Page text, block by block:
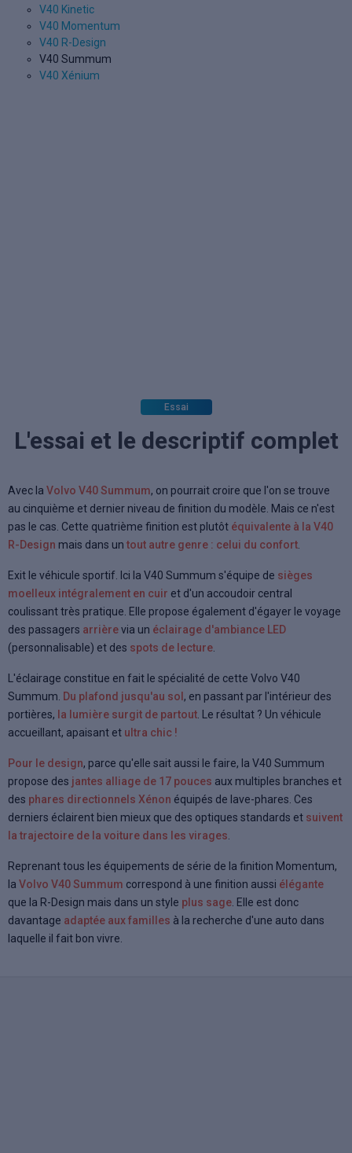
V40 Kinetic
V40 Momentum
V40 R-Design
V40 Summum
V40 Xénium
Essai
L'essai et le descriptif complet
Avec la Volvo V40 Summum, on pourrait croire que l'on se trouve
au cinquième et dernier niveau de finition du modèle. Mais ce n'est
pas le cas. Cette quatrième finition est plutôt équivalente à la V40
R-Design mais dans un tout autre genre : celui du confort
Exit le véhicule sportif. Ici la V40 Summum s'équipe de sièges
moelleux intégralement en cuir et d'un accoudoir central
coulissant très pratique. Elle propose également d'égayer le voyage
des passagers arrièrevia un éclairage d'ambiance LED
(personnalisable) et des spots de lecture
L'éclairage constitue en fait le spécialité de cette Volvo V40
Summum. Du plafond jusqu'au sol , en passant par l'intérieur des
portières, la lumière surgit de partout . Le résultat ? Un véhicule
accueillant, apaisant et ultra chic !
Pour le design, parce qu'elle sait aussi le faire, la V40 Summum
propose des jantes alliage de 17 pouces aux multiples branches et
des phares directionnels Xénon équipés de lave-phares. Ces
derniers éclairent bien mieux que des optiques standards et suivent
la trajectoire de la voiture dans les virages
Reprenant tous les équipements de série de la finition Momentum,
la Volvo V40 Summum correspond à une finition aussi élégante
que la R-Design mais dans un style plus sage . Elle est donc
davantage adaptée aux familles à la recherche d'une auto dans
laquelle il fait bon vivre.